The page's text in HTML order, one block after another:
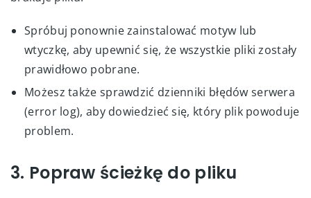
Spróbuj ponownie zainstalować motyw lub
wtyczkę, aby upewnić się, że wszystkie pliki zostały
prawidłowo pobrane.
Możesz także sprawdzić dzienniki błędów serwera
(error log), aby dowiedzieć się, który plik powoduje
problem.
3. Popraw ścieżkę do pliku